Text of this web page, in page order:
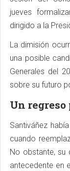
jueves
dirigido a la
La dimisión
una posible
Generales del
sobre su futuro
Un
Santiváñez
cuando
No obstante, su
antecedente en